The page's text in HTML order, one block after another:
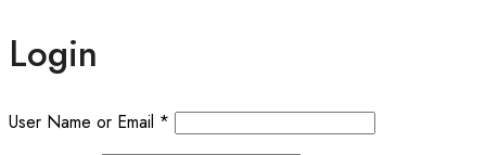
Login
User Name or Email *